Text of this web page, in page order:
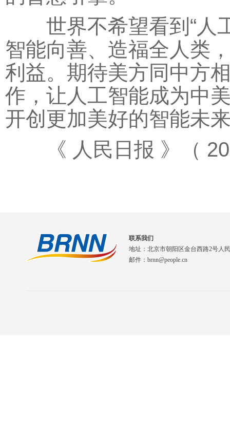
世界不希望看到“人工
智能向善、造福全人类
利益。期待美方同中方
作，让人工智能成为中
开创更加美好的智能未
《 人民日报 》（
联系我们
地址：北京市朝阳区金台西路2号人
邮件：brnn@people.cn